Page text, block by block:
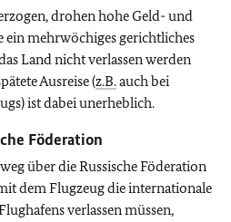
drohen hohe Geld- und
ein mehrwöchiges gerichtliches
Land nicht verlassen werden
Ausreise (z.B.auch bei
ist dabei unerheblich.
Föderation
über die Russische Föderation
dem Flugzeug die internationale
verlassen müssen,